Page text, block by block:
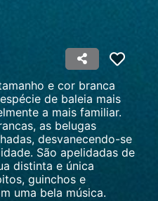
e cor branca
de baleia mais
a mais familiar.
as belugas
desvanecendo-se
São apelidadas de
distinta e única
guinchos e
uma bela música.
estatísticas
fontes